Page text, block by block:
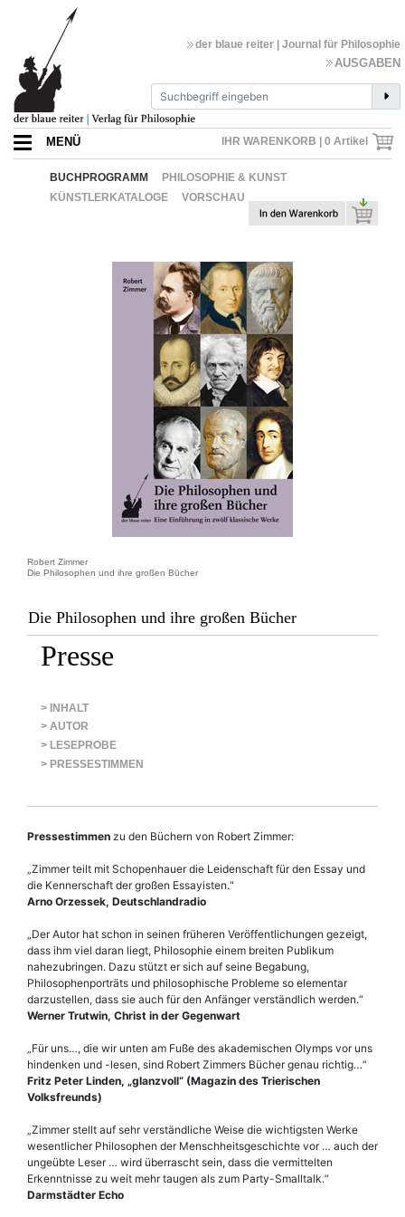
IHR WARENKORB | 0 Artikel
der blaue reiter | Journal für Philosophie
AUSGABEN
MENÜ
BUCHPROGRAMM
PHILOSOPHIE & KUNST
KÜNSTLERKATALOGE
VORSCHAU
Robert Zimmer
Die Philosophen und ihre großen Bücher
Die Philosophen und ihre großen Bücher
Presse
> INHALT
> AUTOR
> LESEPROBE
> PRESSESTIMMEN
Pressestimmen zu den Büchern von Robert Zimmer:
„Zimmer teilt mit Schopenhauer die Leidenschaft für den Essay und
die Kennerschaft der großen Essayisten.“
Arno Orzessek, Deutschlandradio
„Der Autor hat schon in seinen früheren Veröffentlichungen gezeigt,
dass ihm viel daran liegt, Philosophie einem breiten Publikum
nahezubringen. Dazu stützt er sich auf seine Begabung,
Philosophenporträts und philosophische Probleme so elementar
darzustellen, dass sie auch für den Anfänger verständlich werden.“
Werner Trutwin, Christ in der Gegenwart
„Für uns…, die wir unten am Fuße des akademischen Olymps vor uns
hindenken und -lesen, sind Robert Zimmers Bücher genau richtig…“
Fritz Peter Linden, „glanzvoll“ (Magazin des Trierischen
Volksfreunds)
„Zimmer stellt auf sehr verständliche Weise die wichtig­sten Werke
wesentlicher Philosophen der Mensch­heitsgeschichte vor … auch der
ungeübte Leser … wird überrascht sein, dass die vermittelten
Erkenntnisse zu weit mehr taugen als zum Party-Smalltalk.“
Darmstädter Echo